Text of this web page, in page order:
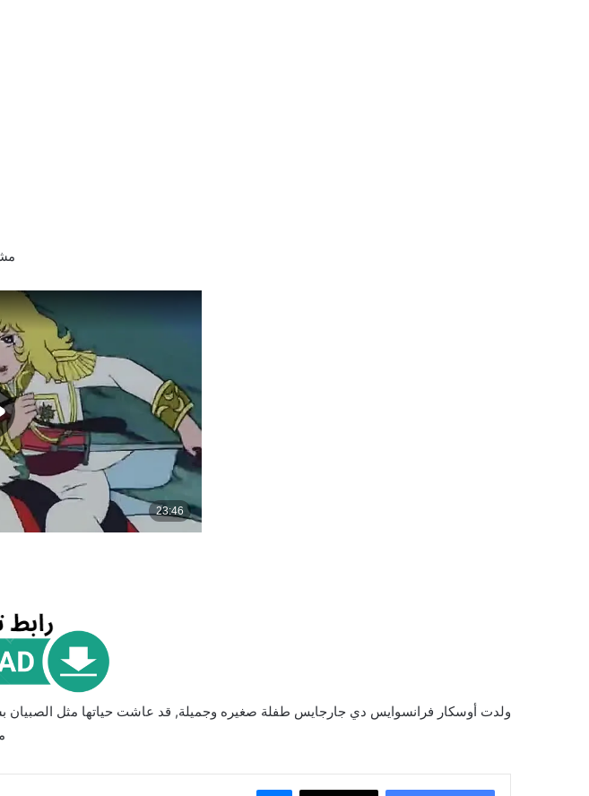
ولدت أوسكار فرانسوايس دي جارجايس طفلة صغيره وجميلة, قد عاشت حياتها مثل الصبيان
ماسنجر